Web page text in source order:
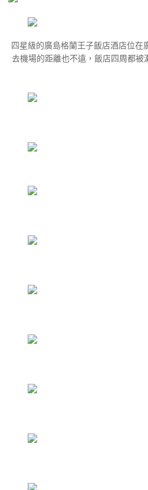
四星級的廣島格蘭王子飯店酒店位
去機場的距離也不遠，飯店四周都